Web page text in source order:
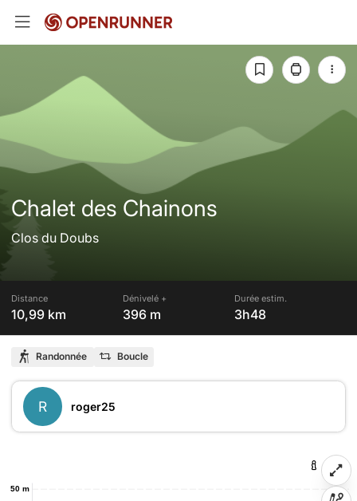
Chalet des Chainons
Clos du Doubs
Distance
10,99 km
Dénivelé +
396 m
Durée estim.
3h48
Randonnée Boucle
R roger25
50 m